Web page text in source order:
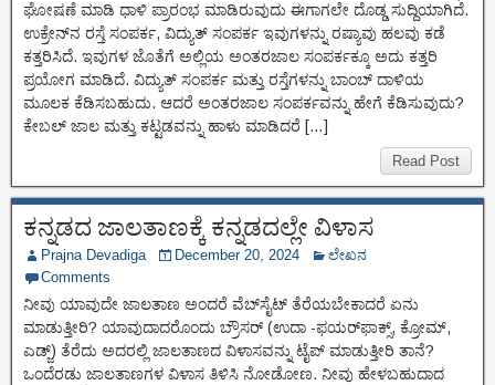
ಘೋಷಣೆ ಮಾಡಿ ಧಾಳಿ ಪ್ರಾರಂಭ ಮಾಡಿರುವುದು ಈಗಾಗಲೇ ದೊಡ್ಡ ಸುದ್ದಿಯಾಗಿದೆ.
ಉಕ್ರೇನ್‌ನ ರಸ್ತೆ ಸಂಪರ್ಕ, ವಿದ್ಯುತ್ ಸಂಪರ್ಕ ಇವುಗಳನ್ನು ರಷ್ಯಾವು ಹಲವು ಕಡೆ
ಕತ್ತರಿಸಿದೆ. ಇವುಗಳ ಜೊತೆಗೆ ಅಲ್ಲಿಯ ಅಂತರಜಾಲ ಸಂಪರ್ಕಕ್ಕೂ ಅದು ಕತ್ತರಿ
ಪ್ರಯೋಗ ಮಾಡಿದೆ. ವಿದ್ಯುತ್ ಸಂಪರ್ಕ ಮತ್ತು ರಸ್ತೆಗಳನ್ನು ಬಾಂಬ್ ದಾಳಿಯ
ಮೂಲಕ ಕೆಡಿಸಬಹುದು. ಆದರೆ ಅಂತರಜಾಲ ಸಂಪರ್ಕವನ್ನು ಹೇಗೆ ಕೆಡಿಸುವುದು?
ಕೇಬಲ್ ಜಾಲ ಮತ್ತು ಕಟ್ಟಡವನ್ನು ಹಾಳು ಮಾಡಿದರೆ […]
Read Post
ಕನ್ನಡದ ಜಾಲತಾಣಕ್ಕೆ ಕನ್ನಡದಲ್ಲೇ ವಿಳಾಸ
Prajna Devadiga December 20, 2024
ಲೇಖನ
Comments
ನೀವು ಯಾವುದೇ ಜಾಲತಾಣ ಅಂದರೆ ವೆಬ್‌ಸೈಟ್ ತೆರೆಯಬೇಕಾದರೆ ಏನು
ಮಾಡುತ್ತೀರಿ? ಯಾವುದಾದರೊಂದು ಬ್ರೌಸರ್ (ಉದಾ -ಫಯರ್‌ಫಾಕ್ಸ್, ಕ್ರೋಮ್,
ಎಡ್ಜ್) ತೆರೆದು ಅದರಲ್ಲಿ ಜಾಲತಾಣದ ವಿಳಾಸವನ್ನು ಟೈಪ್ ಮಾಡುತ್ತೀರಿ ತಾನೆ?
ಒಂದೆರಡು ಜಾಲತಾಣಗಳ ವಿಳಾಸ ತಿಳಿಸಿ ನೋಡೋಣ. ನೀವು ಹೇಳಬಹುದಾದ